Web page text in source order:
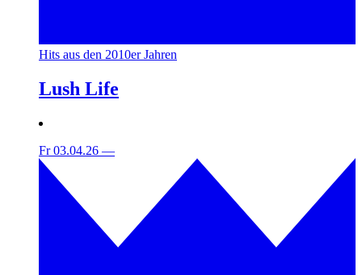
Hits aus den 2010er Jahren
Lush Life
Fr 03.04.26 —